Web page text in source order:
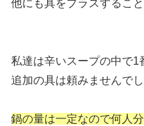
他にも具をプラスすること
私達は辛いスープの中で1
追加の具は頼みませんでし
鍋の量は一定なので何人